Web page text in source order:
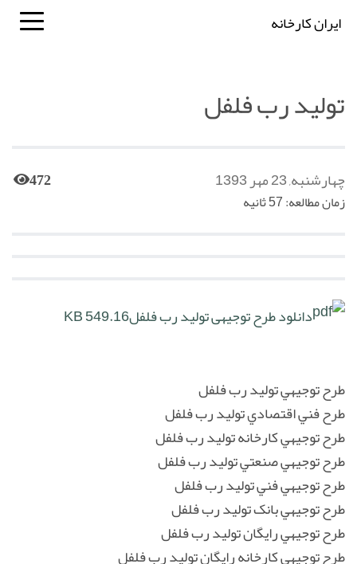
ایران کارخانه
تولید رب فلفل
چهارشنبه, 23 مهر 1393 472
زمان مطالعه: 57 ثانیه
دانلود طرح توجیهی تولید رب فلفل549.16 KB
طرح توجيهي توليد رب فلفل
طرح فني اقتصادي توليد رب فلفل
طرح توجيهي کارخانه توليد رب فلفل
طرح توجيهي صنعتي توليد رب فلفل
طرح توجيهي فني توليد رب فلفل
طرح توجيهي بانک توليد رب فلفل
طرح توجيهي رايگان توليد رب فلفل
طرح توجيهي کارخانه رايگان توليد رب فلفل